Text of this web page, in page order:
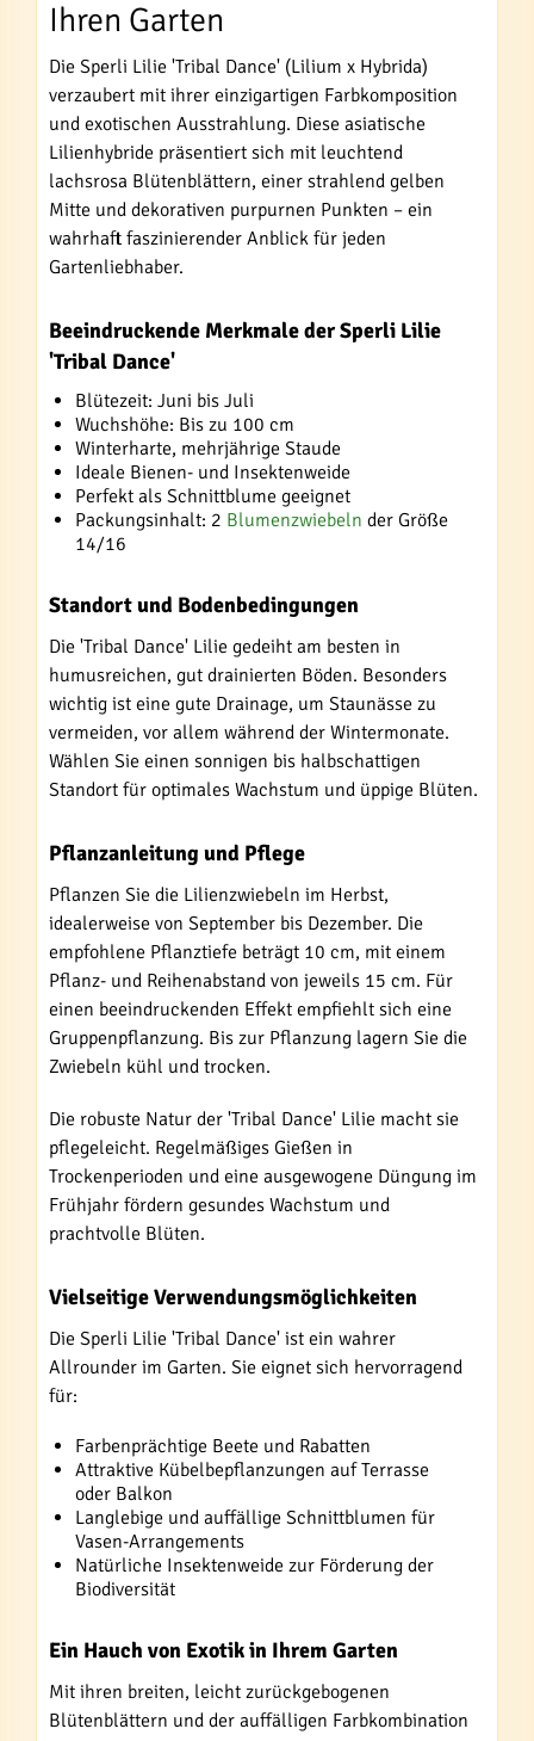
Ihren Garten
Die Sperli Lilie 'Tribal Dance' (Lilium x Hybrida)
verzaubert mit ihrer einzigartigen Farbkomposition
und exotischen Ausstrahlung. Diese asiatische
Lilienhybride präsentiert sich mit leuchtend
lachsrosa Blütenblättern, einer strahlend gelben
Mitte und dekorativen purpurnen Punkten – ein
wahrhaft faszinierender Anblick für jeden
Gartenliebhaber.
Beeindruckende Merkmale der Sperli Lilie
'Tribal Dance'
Blütezeit: Juni bis Juli
Wuchshöhe: Bis zu 100 cm
Winterharte, mehrjährige Staude
Ideale Bienen- und Insektenweide
Perfekt als Schnittblume geeignet
Packungsinhalt: 2 Blumenzwiebeln der Größe
14/16
Standort und Bodenbedingungen
Die 'Tribal Dance' Lilie gedeiht am besten in
humusreichen, gut drainierten Böden. Besonders
wichtig ist eine gute Drainage, um Staunässe zu
vermeiden, vor allem während der Wintermonate.
Wählen Sie einen sonnigen bis halbschattigen
Standort für optimales Wachstum und üppige Blüten.
Pflanzanleitung und Pflege
Pflanzen Sie die Lilienzwiebeln im Herbst,
idealerweise von September bis Dezember. Die
empfohlene Pflanztiefe beträgt 10 cm, mit einem
Pflanz- und Reihenabstand von jeweils 15 cm. Für
einen beeindruckenden Effekt empfiehlt sich eine
Gruppenpflanzung. Bis zur Pflanzung lagern Sie die
Zwiebeln kühl und trocken.
Die robuste Natur der 'Tribal Dance' Lilie macht sie
pflegeleicht. Regelmäßiges Gießen in
Trockenperioden und eine ausgewogene Düngung im
Frühjahr fördern gesundes Wachstum und
prachtvolle Blüten.
Vielseitige Verwendungsmöglichkeiten
Die Sperli Lilie 'Tribal Dance' ist ein wahrer
Allrounder im Garten. Sie eignet sich hervorragend
für:
Farbenprächtige Beete und Rabatten
Attraktive Kübelbepflanzungen auf Terrasse
oder Balkon
Langlebige und auffällige Schnittblumen für
Vasen-Arrangements
Natürliche Insektenweide zur Förderung der
Biodiversität
Ein Hauch von Exotik in Ihrem Garten
Mit ihren breiten, leicht zurückgebogenen
Blütenblättern und der auffälligen Farbkombination